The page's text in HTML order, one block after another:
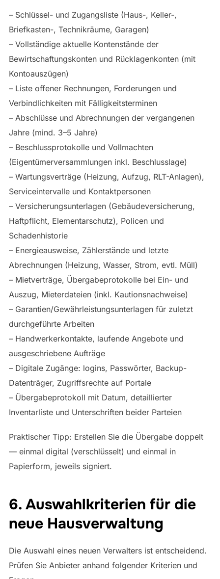
– Schlüssel- und Zugangsliste (Haus-, Keller-,
Briefkasten-, Technikräume, Garagen)
– Vollständige aktuelle Kontenstände der
Bewirtschaftungskonten und Rücklagenkonten (mit
Kontoauszügen)
– Liste offener Rechnungen, Forderungen und
Verbindlichkeiten mit Fälligkeitsterminen
– Abschlüsse und Abrechnungen der vergangenen
Jahre (mind. 3–5 Jahre)
– Beschlussprotokolle und Vollmachten
(Eigentümerversammlungen inkl. Beschlusslage)
– Wartungsverträge (Heizung, Aufzug, RLT-Anlagen),
Serviceintervalle und Kontaktpersonen
– Versicherungsunterlagen (Gebäudeversicherung,
Haftpflicht, Elementarschutz), Policen und
Schadenhistorie
– Energieausweise, Zählerstände und letzte
Abrechnungen (Heizung, Wasser, Strom, evtl. Müll)
– Mietverträge, Übergabeprotokolle bei Ein- und
Auszug, Mieterdateien (inkl. Kautionsnachweise)
– Garantien/Gewährleistungsunterlagen für zuletzt
durchgeführte Arbeiten
– Handwerkerkontakte, laufende Angebote und
ausgeschriebene Aufträge
– Digitale Zugänge: logins, Passwörter, Backup-
Datenträger, Zugriffsrechte auf Portale
– Übergabeprotokoll mit Datum, detaillierter
Inventarliste und Unterschriften beider Parteien
Praktischer Tipp: Erstellen Sie die Übergabe doppelt
— einmal digital (verschlüsselt) und einmal in
Papierform, jeweils signiert.
6. Auswahlkriterien für die
neue Hausverwaltung
Die Auswahl eines neuen Verwalters ist entscheidend.
Prüfen Sie Anbieter anhand folgender Kriterien und